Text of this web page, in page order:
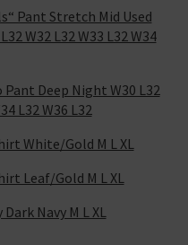
Pant Stretch Mid Used
W32 L32 W33 L32 W34
Deep Night W30 L32
L32 W36 L32
White/Gold M L XL
Leaf/Gold M L XL
Navy M L XL